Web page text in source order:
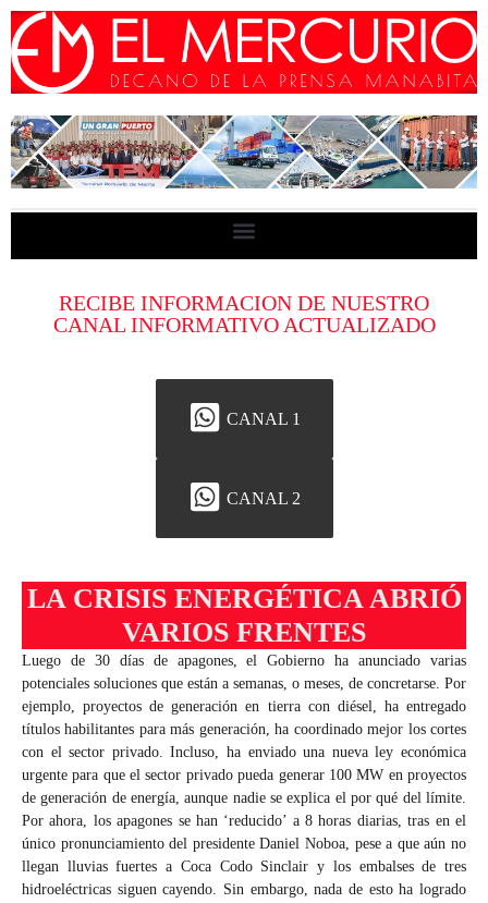
RECIBE INFORMACION DE NUESTRO
CANAL INFORMATIVO ACTUALIZADO
CANAL 1
CANAL 2
LA CRISIS ENERGÉTICA ABRIÓ
VARIOS FRENTES
Luego de 30 días de apagones, el Gobierno ha anunciado varias
potenciales soluciones que están a semanas, o meses, de concretarse. Por
ejemplo, proyectos de generación en tierra con diésel, ha entregado
títulos habilitantes para más generación, ha coordinado mejor los cortes
con el sector privado. Incluso, ha enviado una nueva ley económica
urgente para que el sector privado pueda generar 100 MW en proyectos
de generación de energía, aunque nadie se explica el por qué del límite.
Por ahora, los apagones se han ‘reducido’ a 8 horas diarias, tras en el
único pronunciamiento del presidente Daniel Noboa, pese a que aún no
llegan lluvias fuertes a Coca Codo Sinclair y los embalses de tres
hidroeléctricas siguen cayendo. Sin embargo, nada de esto ha logrado